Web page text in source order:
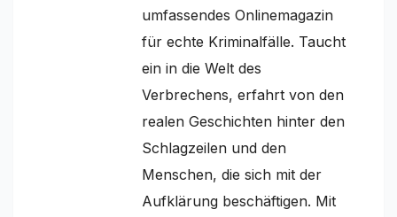
umfassendes Onlinemagazin
für echte Kriminalfälle. Taucht
ein in die Welt des
Verbrechens, erfahrt von den
realen Geschichten hinter den
Schlagzeilen und den
Menschen, die sich mit der
Aufklärung beschäftigen. Mit